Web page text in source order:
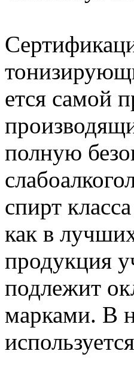
ется самой
полную
спирт
как в
продукция
подлежит
марками. В